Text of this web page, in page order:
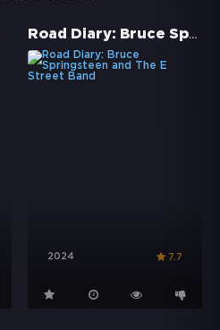
Road Diary: Bruce Springsteen and The E Street Band
2024 7.7